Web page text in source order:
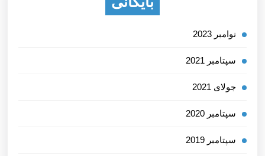
نوامبر 2023
سپتامبر 2021
جولای 2021
سپتامبر 2020
سپتامبر 2019